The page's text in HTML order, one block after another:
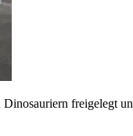
freigelegt